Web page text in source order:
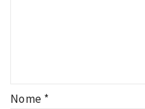
Nome *